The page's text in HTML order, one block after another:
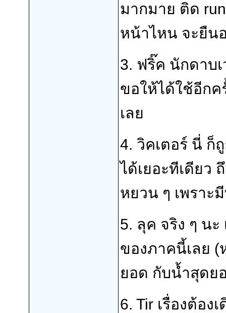
มากมาย ติด
หน้าไหน จะยืน
3. ฟริ๊ค นักดาบ
ขอให้ได้ใช้อีกค
เลย
4. วิคเตอร์ นี่ ก็
ได้เยอะทีเดียว
หยวน ๆ เพราะ
5. ลุค จริง ๆ นะ
ของภาคนี้เลย
ยอด กับน้ำสุดย
6. Tir เรื่องต้อ